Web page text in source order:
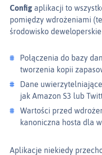
Config aplikacji to
pomiędzy wdrożeniami
środowisko
Połączenia do bazy
tworzenia kopii
Dane
jak Amazon S3 lub
Wartości przed
kanoniczna hosta dla
Aplikacje niekiedy